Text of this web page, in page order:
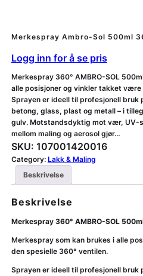
Merkespray Ambro-Sol 500ml
Logg inn for å se pris
Merkespray 360° AMBRO-SOL
alle posisjoner og vinkler takket være
Sprayen er ideell til profesjonell bruk
betong, glass, plast og metall – i
gulv. Motstandsdyktig mot vær, UV-
mellom maling og aerosol gjør…
SKU: 107001420016
Category: Lakk & Maling
Beskrivelse
Beskrivelse
Merkespray 360° AMBRO-SOL
Merkespray som kan brukes i alle
den spesielle 360° ventilen.
Sprayen er ideell til profesjonell bruk